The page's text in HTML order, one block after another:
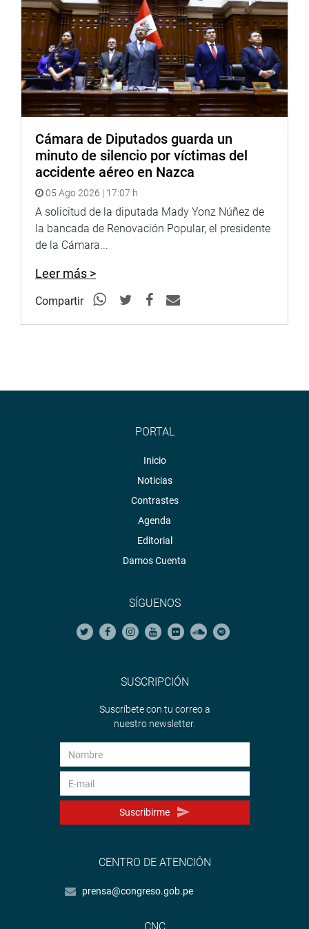
También, se reunió con el gremio de pescadores
artesanales de Chancay, quienes exigen la
reglamentación de la Ley 32190 y una solución efectiva
frente al derrame de petróleo de la transnacional
salud de la Diris Lima Sur y de EsSalud, quienes vienen
Cámara de Diputados guarda un
minuto de silencio por víctimas del
accidente aéreo en Nazca
05 Ago 2026 | 17:07 h
A solicitud de la diputada Mady Yonz Núñez de
la bancada de Renovación Popular, el presidente
de la Cámara...
Leer más >
Compartir
PORTAL
Inicio
Noticias
Contrastes
Agenda
Editorial
Damos Cuenta
SÍGUENOS
SUSCRIPCIÓN
Suscríbete con tu correo a
nuestro newsletter.
Suscribirme
CENTRO DE ATENCIÓN
prensa@congreso.gob.pe